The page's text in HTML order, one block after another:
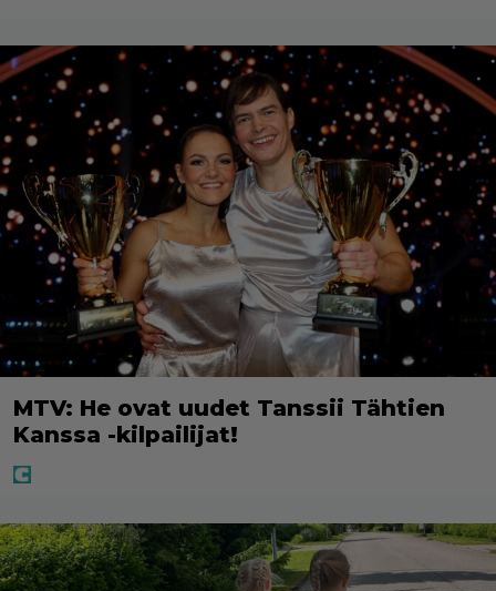
MTV: He ovat uudet Tanssii Tähtien
Kanssa -kilpailijat!